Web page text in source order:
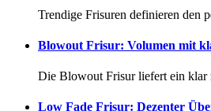
Trendige Frisuren definieren den
Blowout Frisur: Volumen mit
Die Blowout Frisur liefert ein klar
Low Fade Frisur: Dezenter